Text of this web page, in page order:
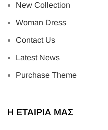
New Collection
Woman Dress
Contact Us
Latest News
Purchase Theme
Η ΕΤΑΙΡΙΑ ΜΑΣ